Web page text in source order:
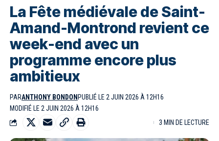
La Fête médiévale de Saint-
Amand-Montrond revient ce
week-end avec un
programme encore plus
ambitieux
PARANTHONY BONDON PUBLIÉ LE 2 JUIN 2026 À 12H16
MODIFIÉ LE 2 JUIN 2026 À 12H16
3 MIN DE LECTURE